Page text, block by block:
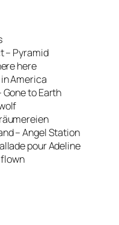
– Pyramid
here
America
to Earth
– Angel Station
pour Adeline
flown